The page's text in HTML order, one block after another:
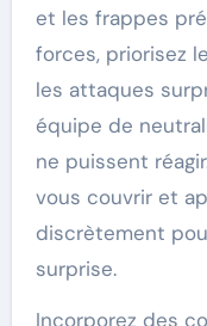
et les frappes
forces, priorisez
les attaques
équipe de
ne puissent
vous couvrir et
discrètement
surprise.
Incorporez des